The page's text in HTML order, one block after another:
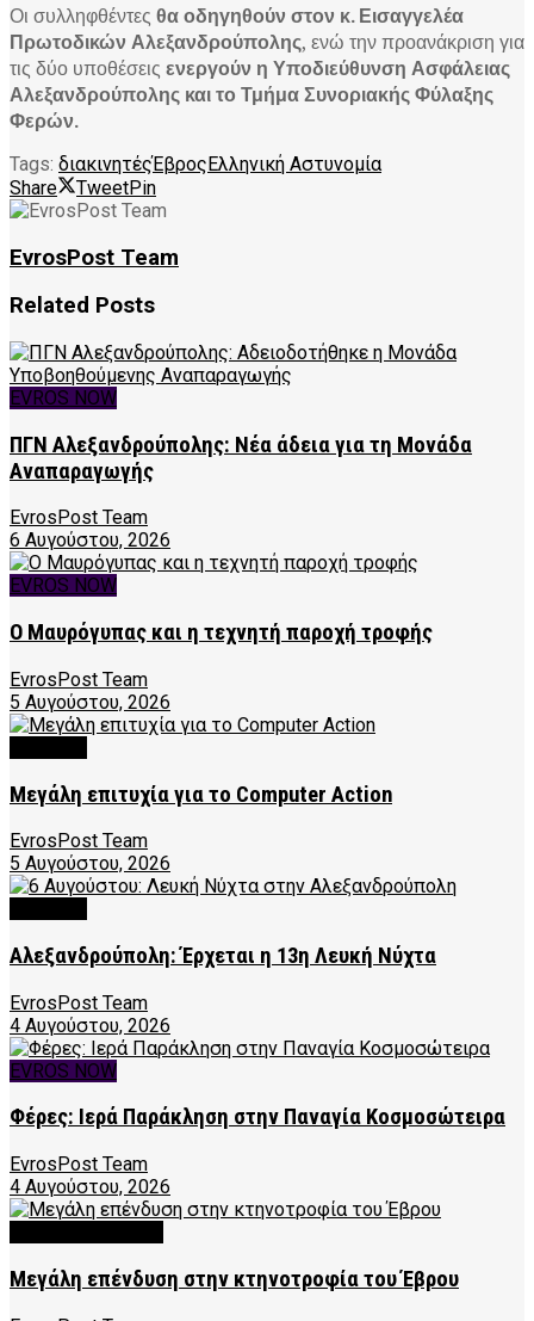
Οι συλληφθέντες θα οδηγηθούν στον κ. Εισαγγελέα
Πρωτοδικών Αλεξανδρούπολης, ενώ την προανάκριση για
τις δύο υποθέσεις ενεργούν η Υποδιεύθυνση Ασφάλειας
Αλεξανδρούπολης και το Τμήμα Συνοριακής Φύλαξης
Φερών.
Tags: διακινητέςΈβροςΕλληνική Αστυνομία
Share
TweetPin
EvrosPost Team
Related Posts
EVROS NOW
ΠΓΝ Αλεξανδρούπολης: Νέα άδεια για τη Μονάδα
Αναπαραγωγής
EvrosPost Team
6 Αυγούστου, 2026
EVROS NOW
Ο Μαυρόγυπας και η τεχνητή παροχή τροφής
EvrosPost Team
5 Αυγούστου, 2026
Μεγάλη επιτυχία για το Computer Action
EvrosPost Team
5 Αυγούστου, 2026
Αλεξανδρούπολη: Έρχεται η 13η Λευκή Νύχτα
EvrosPost Team
4 Αυγούστου, 2026
EVROS NOW
Φέρες: Ιερά Παράκληση στην Παναγία Κοσμοσώτειρα
EvrosPost Team
4 Αυγούστου, 2026
Μεγάλη επένδυση στην κτηνοτροφία του Έβρου